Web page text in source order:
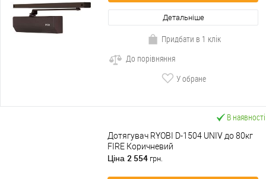
Детальніше
Придбати в 1 клік
До порівняння
У обране
В наявності
Дотягувач RYOBI D-1504 UNIV до 80кг
FIRE Коричневий
Ціна 2 554 грн.